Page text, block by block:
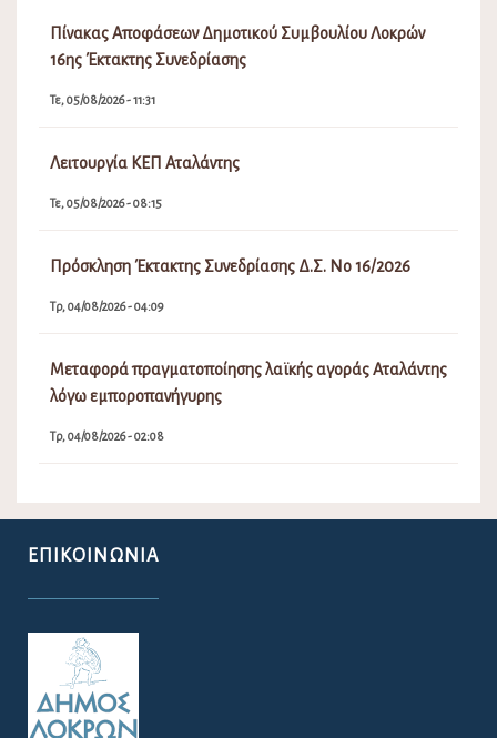
Πίνακας Αποφάσεων Δημοτικού Συμβουλίου Λοκρών
16ης Έκτακτης Συνεδρίασης
Τε, 05/08/2026 - 11:31
Λειτουργία ΚΕΠ Αταλάντης
Τε, 05/08/2026 - 08:15
Πρόσκληση Έκτακτης Συνεδρίασης Δ.Σ. Νο 16/2026
Τρ, 04/08/2026 - 04:09
Μεταφορά πραγματοποίησης λαϊκής αγοράς Αταλάντης
λόγω εμποροπανήγυρης
Τρ, 04/08/2026 - 02:08
ΕΠΙΚΟΙΝΩΝΊΑ